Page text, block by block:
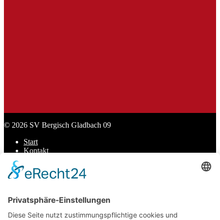
© 2026 SV Bergisch Gladbach 09
Start
Kontakt
Impressum
Cookie-Einstellungen
Scroll